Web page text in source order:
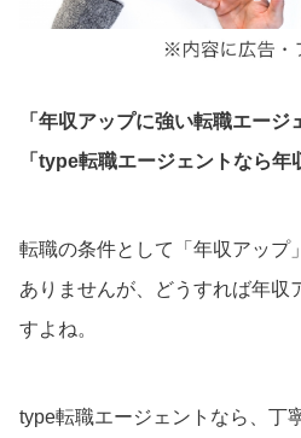
「年収アップに強い転職エージ
「type転職エージェントなら年
転職の条件として「年収アップ
ありませんが、どうすれば年収
すよね。
type転職エージェントなら、丁